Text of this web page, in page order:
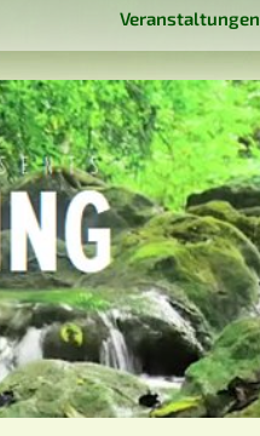
Veranstaltungen